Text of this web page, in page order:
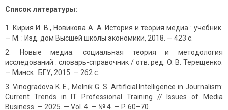
Список литературы:
Кирия И. В., Новикова А. А. История и теория медиа : учебник.
— М. : Изд. дом Высшей школы экономики, 2018. — 423 с.
Новые медиа: социальная теория и методология
исследований : словарь-справочник / отв. ред. О. В. Терещенко.
— Минск : БГУ, 2015. — 262 с.
Vinogradova K. E., Melnik G. S. Artificial Intelligence in Journalism:
Current Trends in IT Professional Training // Issues of Media
Business. — 2025. — Vol. 4. — № 4. — P. 60–70.